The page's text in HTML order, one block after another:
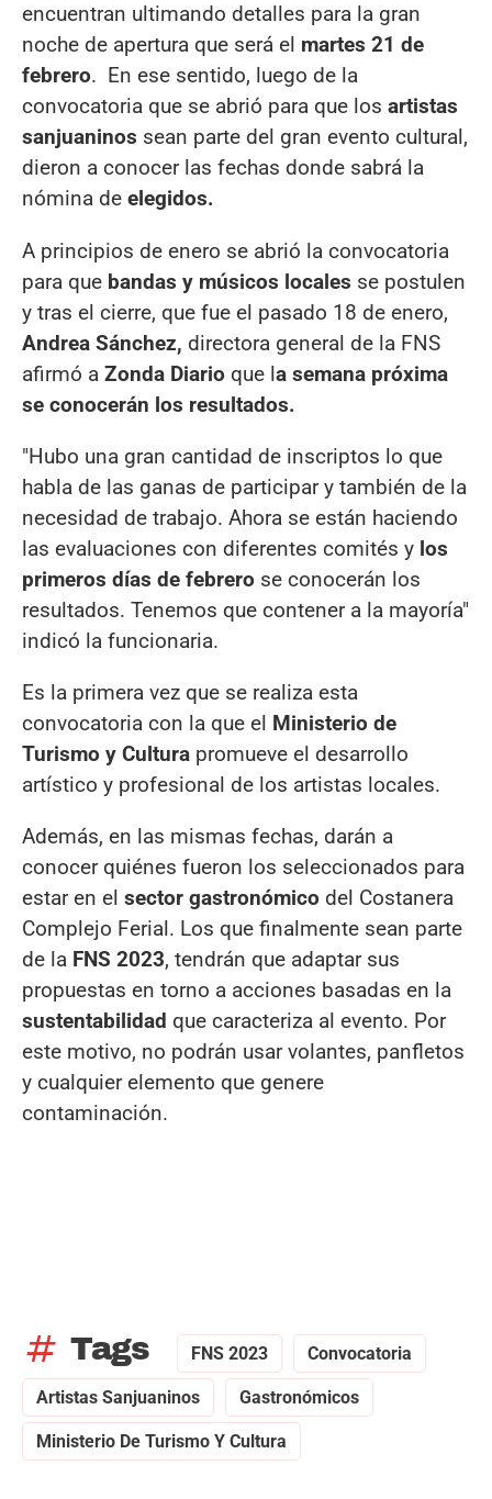
encuentran ultimando detalles para la gran
noche de apertura que será el martes 21 de
febrero. En ese sentido, luego de la
convocatoria que se abrió para que los artistas
sanjuaninos sean parte del gran evento cultural,
dieron a conocer las fechas donde sabrá la
nómina de elegidos.
A principios de enero se abrió la convocatoria
para que bandas y músicos locales se postulen
y tras el cierre, que fue el pasado 18 de enero,
Andrea Sánchez, directora general de la FNS
afirmó a Zonda Diario que la semana próxima
se conocerán los resultados.
"Hubo una gran cantidad de inscriptos lo que
habla de las ganas de participar y también de la
necesidad de trabajo. Ahora se están haciendo
las evaluaciones con diferentes comités y los
primeros días de febrero se conocerán los
resultados. Tenemos que contener a la mayoría"
indicó la funcionaria.
Es la primera vez que se realiza esta
convocatoria con la que el Ministerio de
Turismo y Cultura promueve el desarrollo
artístico y profesional de los artistas locales.
Además, en las mismas fechas, darán a
conocer quiénes fueron los seleccionados para
estar en el sector gastronómico del Costanera
Complejo Ferial. Los que finalmente sean parte
de la FNS 2023, tendrán que adaptar sus
propuestas en torno a acciones basadas en la
sustentabilidad que caracteriza al evento. Por
este motivo, no podrán usar volantes, panfletos
y cualquier elemento que genere
contaminación.
tag Tags FNS 2023 Convocatoria
Artistas Sanjuaninos Gastronómicos
Ministerio De Turismo Y Cultura